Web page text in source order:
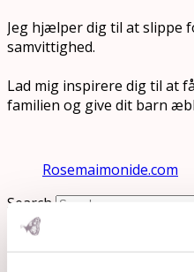
Jeg hjælper dig til at slippe
samvittighed.
Lad mig inspirere dig til at
familien og give dit barn
Rosemaimonide.com
Search